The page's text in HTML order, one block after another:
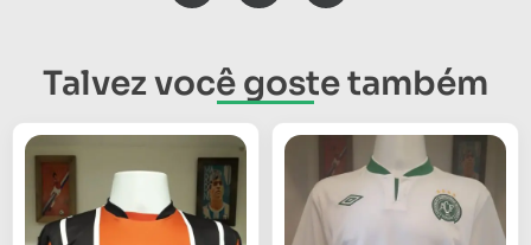
Talvez você goste também